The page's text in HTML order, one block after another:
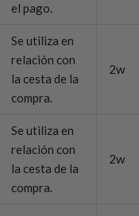
el pago.
Se utiliza en
relación con
la cesta de la
compra.
2w
Se utiliza en
relación con
la cesta de la
compra.
2w